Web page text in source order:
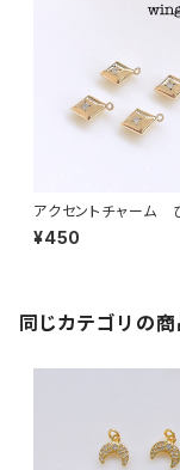
アクセントチャーム
トーン付き
¥450
同じカテゴリの商